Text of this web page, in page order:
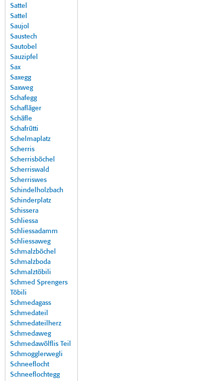
Sattel
Sattel
Saujol
Saustech
Sautobel
Sauzipfel
Sax
Saxegg
Saxweg
Schafegg
Schafläger
Schäfle
Schafrütti
Schelmaplatz
Scherris
Scherrisböchel
Scherriswald
Scherriswes
Schindelholzbach
Schinderplatz
Schissera
Schliessa
Schliessadamm
Schliessaweg
Schmalzböchel
Schmalzboda
Schmalztöbili
Schmed Sprengers
Töbili
Schmedagass
Schmedateil
Schmedateilherz
Schmedaweg
Schmedawölflis Teil
Schmogglerwegli
Schneeflocht
Schneeflochtegg